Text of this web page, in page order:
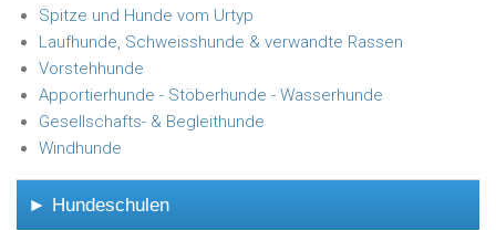
Spitze und Hunde vom Urtyp
Laufhunde, Schweisshunde & verwandte Rassen
Vorstehhunde
Apportierhunde - Stöberhunde - Wasserhunde
Gesellschafts- & Begleithunde
Windhunde
► Hundeschulen